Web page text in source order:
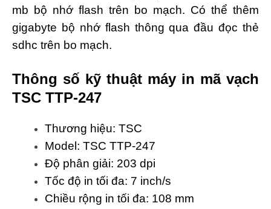
mb bộ nhớ flash trên bo mạch. Có thể thêm
gigabyte bộ nhớ flash thông qua đầu đọc thẻ
sdhc trên bo mạch.
Thông số kỹ thuật máy in mã vạch
TSC TTP-247
Thương hiệu: TSC
Model: TSC TTP-247
Độ phân giải: 203 dpi
Tốc độ in tối đa: 7 inch/s
Chiều rộng in tối đa: 108 mm